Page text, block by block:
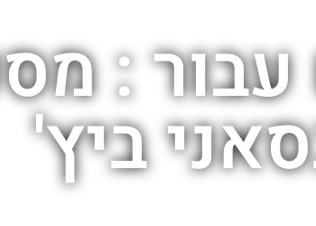
:
ביץ'